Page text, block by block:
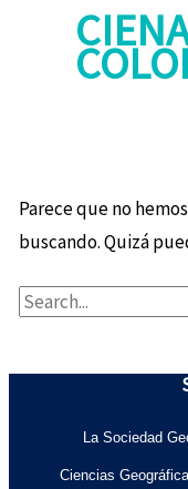
Parece que no
buscando. Quizá
La Sociedad
Ciencias